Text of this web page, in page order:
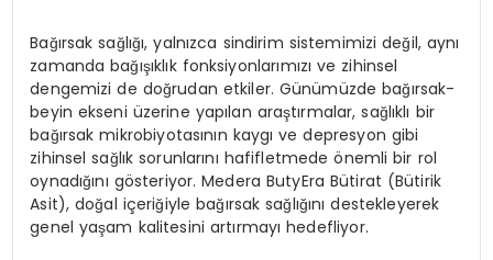
Bağırsak sağlığı, yalnızca sindirim sistemimizi değil, aynı
zamanda bağışıklık fonksiyonlarımızı ve zihinsel
dengemizi de doğrudan etkiler. Günümüzde bağırsak-
beyin ekseni üzerine yapılan araştırmalar, sağlıklı bir
bağırsak mikrobiyotasının kaygı ve depresyon gibi
zihinsel sağlık sorunlarını hafifletmede önemli bir rol
oynadığını gösteriyor. Medera ButyEra Bütirat (Bütirik
Asit), doğal içeriğiyle bağırsak sağlığını destekleyerek
genel yaşam kalitesini artırmayı hedefliyor.